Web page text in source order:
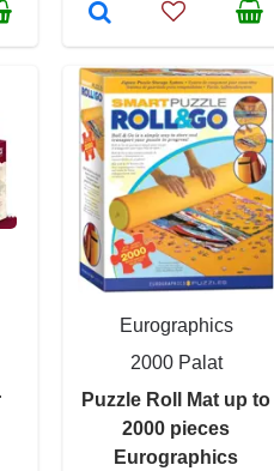
Eurographics
2000 Palat
Puzzle Roll Mat up to
2000 pieces
Eurographics